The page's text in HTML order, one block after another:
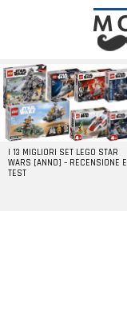
LATEST
STORIES
I 13 MIGLIORI SET LEGO STAR
WARS [ANNO] – RECENSIONE E
TEST